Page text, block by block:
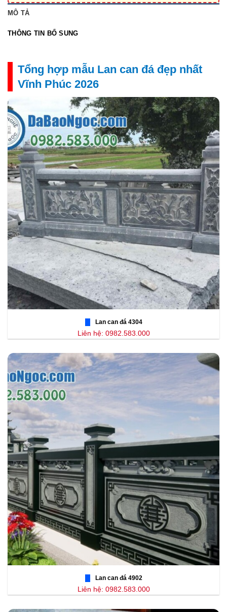
MÔ TẢ
THÔNG TIN BỔ SUNG
Tổng hợp mẫu Lan can đá đẹp nhất
Vĩnh Phúc 2026
Lan can đá 4304
Liên hệ: 0982.583.000
Lan can đá 4902
Liên hệ: 0982.583.000